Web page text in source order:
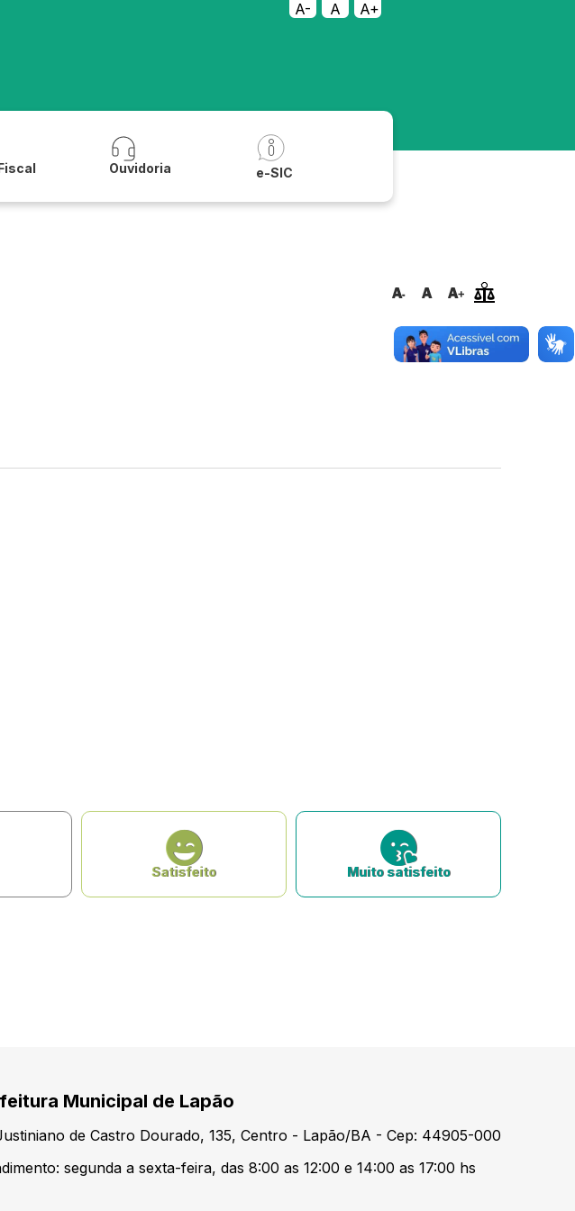
A- A
A+
Ouvidoria e-SIC
Satisfeito Muito satisfeito
Municipal de Lapão
de Castro Dourado, 135, Centro - Lapão/BA - Cep: 44905-000
segunda a sexta-feira, das 8:00 as 12:00 e 14:00 as 17:00 hs